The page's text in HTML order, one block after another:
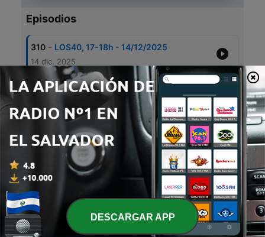
Episodios
310 - LOS40, 17-18h - 14/12/2025
14 dic. 2025
309 - LOS40, 16-17h - 14/12/2025
308 - LOS40, 15-16h - 14/12/2025
14 dic. 2025
307 LOS40, 14-15h - 14/12/2025
14 dic. 2025
306 LOS40, 17-18h - 07/12/2025
07 dic. 2025 DESCARGAR APP